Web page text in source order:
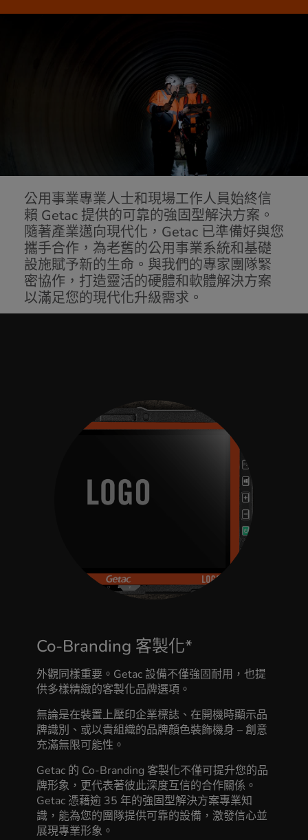
公用事業專業人士和現場工作人員始終信
賴 Getac 提供的可靠的強固型解決方案。
隨著產業邁向現代化，Getac 已準備好與您
攜手合作，為老舊的公用事業系統和基礎
設施賦予新的生命。與我們的專家團隊緊
密協作，打造靈活的硬體和軟體解決方案
以滿足您的現代化升級需求。
Co-Branding 客製化*
外觀同樣重要。Getac 設備不僅強固耐用，也提
供多樣精緻的客製化品牌選項。
無論是在裝置上壓印企業標誌、在開機時顯示品
牌識別、或以貴組織的品牌顏色裝飾機身 – 創意
充滿無限可能性。
Getac 的 Co-Branding 客製化不僅可提升您的品
牌形象，更代表著彼此深度互信的合作關係。
Getac 憑藉逾 35 年的強固型解決方案專業知
識，能為您的團隊提供可靠的設備，激發信心並
展現專業形象。